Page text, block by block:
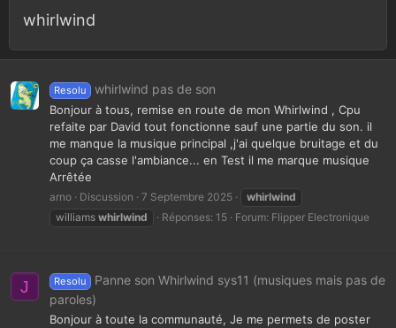
whirlwind
Resolu whirlwind pas de son
Bonjour à tous, remise en route de mon Whirlwind , Cpu
refaite par David tout fonctionne sauf une partie du son. il
me manque la musique principal ,j'ai quelque bruitage et du
coup ça casse l'ambiance... en Test il me marque musique
Arrêtée
arno Discussion 7 Septembre 2025
whirlwind
williams whirlwind Réponses: 15 Forum: Flipper Electronique
J Resolu
Panne son Whirlwind sys11 (musiques mais pas de
paroles)
Bonjour à toute la communauté, Je me permets de poster